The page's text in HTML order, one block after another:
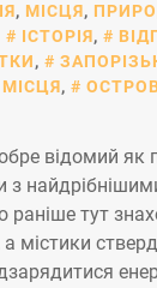
, МІСЦЯ,
ІСТОРІЯ,
,
МІСЦЯ,
відомий як
з
тут
а містики